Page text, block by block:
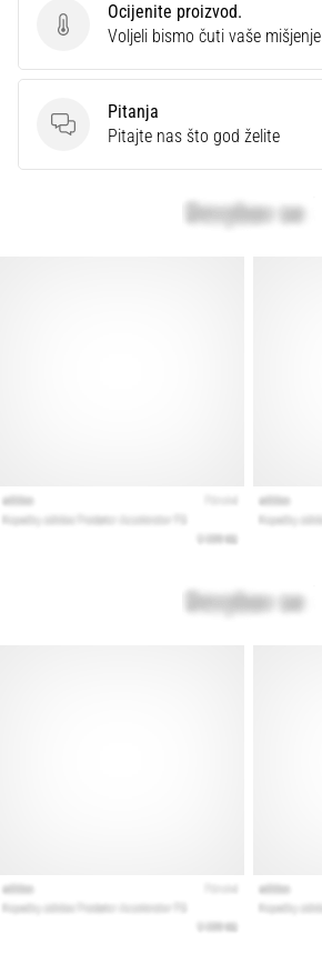
Ocijenite proizvod.
Ocijenite proizvod.
Voljeli bismo čuti vaše mišjenje
Pitanja
Pitanja
Pitajte nas što god želite